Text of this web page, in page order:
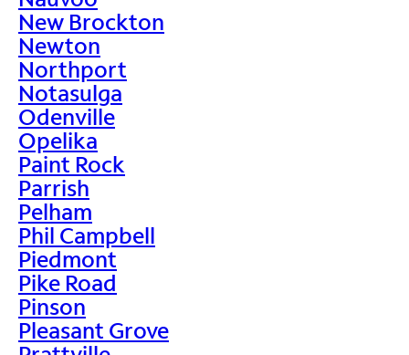
New Brockton
Newton
Northport
Notasulga
Odenville
Opelika
Paint Rock
Parrish
Pelham
Phil Campbell
Piedmont
Pike Road
Pinson
Pleasant Grove